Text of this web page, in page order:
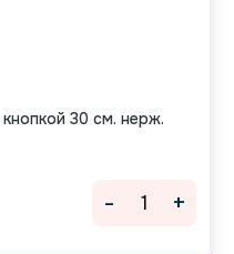
30 см. нерж.
- +